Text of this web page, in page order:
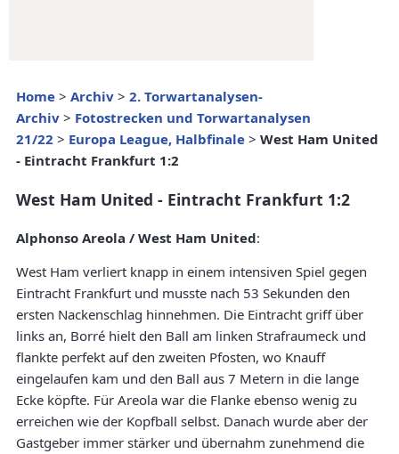
Home > Archiv > 2. Torwartanalysen-
Archiv > Fotostrecken und Torwartanalysen
21/22 > Europa League, Halbfinale > West Ham United
- Eintracht Frankfurt 1:2
West Ham United - Eintracht Frankfurt 1:2
Alphonso Areola / West Ham United:
West Ham verliert knapp in einem intensiven Spiel gegen
Eintracht Frankfurt und musste nach 53 Sekunden den
ersten Nackenschlag hinnehmen. Die Eintracht griff über
links an, Borré hielt den Ball am linken Strafraumeck und
flankte perfekt auf den zweiten Pfosten, wo Knauff
eingelaufen kam und den Ball aus 7 Metern in die lange
Ecke köpfte. Für Areola war die Flanke ebenso wenig zu
erreichen wie der Kopfball selbst. Danach wurde aber der
Gastgeber immer stärker und übernahm zunehmend die